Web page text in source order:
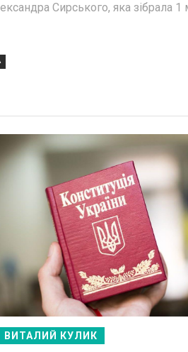
Сирського, яка зібрала 1
ВИТАЛИЙ КУЛИК